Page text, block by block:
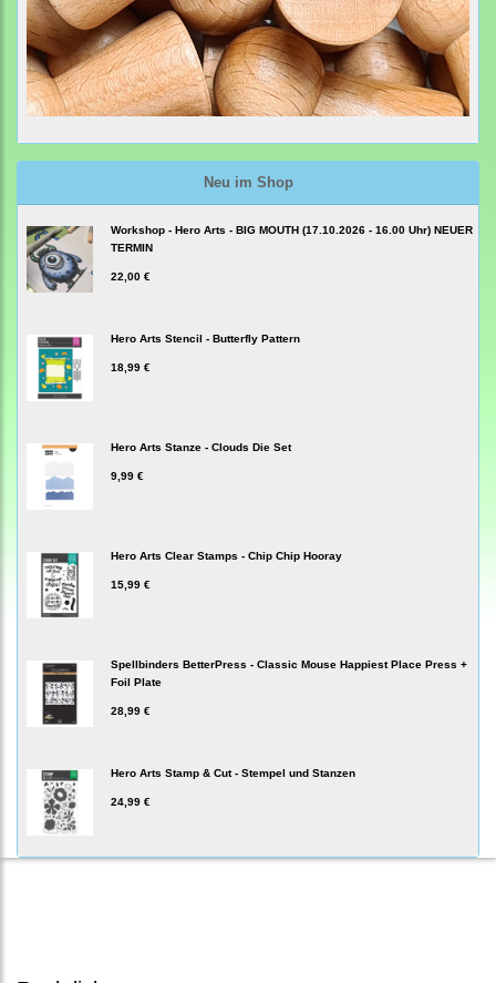
Neu im Shop
Workshop - Hero Arts - BIG MOUTH (17.10.2026 - 16.00 Uhr) NEUER
TERMIN
22,00 €
Hero Arts Stencil - Butterfly Pattern
18,99 €
Hero Arts Stanze - Clouds Die Set
9,99 €
Hero Arts Clear Stamps - Chip Chip Hooray
15,99 €
Spellbinders BetterPress - Classic Mouse Happiest Place Press +
Foil Plate
28,99 €
Hero Arts Stamp & Cut - Stempel und Stanzen
24,99 €